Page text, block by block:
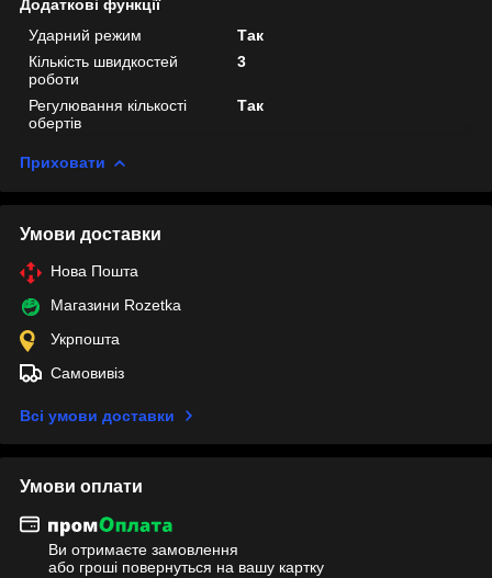
Додаткові функції
Ударний режим
Так
Кількість швидкостей
роботи
3
Регулювання кількості
обертів
Так
Приховати
Умови доставки
Нова Пошта
Магазини Rozetka
Укрпошта
Самовивіз
Всі умови доставки
Умови оплати
Ви отримаєте замовлення
або гроші повернуться на вашу картку